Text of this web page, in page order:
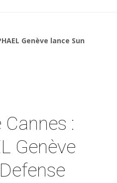
Genève lance Sun
:
Genève